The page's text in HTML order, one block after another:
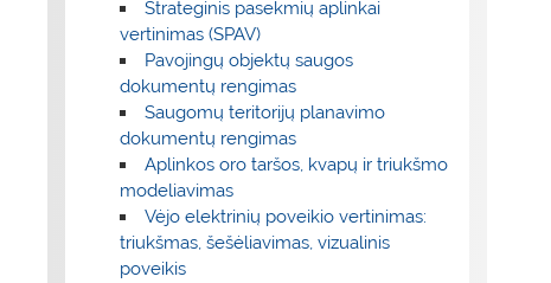
Strateginis pasekmių aplinkai
vertinimas (SPAV)
Pavojingų objektų saugos
dokumentų rengimas
Saugomų teritorijų planavimo
dokumentų rengimas
Aplinkos oro taršos, kvapų ir triukšmo
modeliavimas
Vėjo elektrinių poveikio vertinimas:
triukšmas, šešėliavimas, vizualinis
poveikis